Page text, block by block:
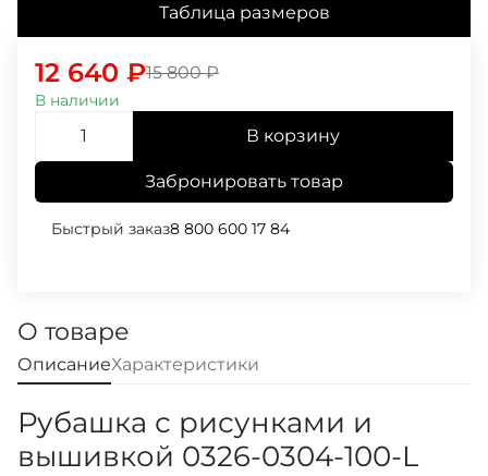
Таблица размеров
15 800₽
12 640 ₽
В наличии
В корзину
Забронировать товар
Быстрый заказ8 800 600 17 84
О товаре
ОписаниеХарактеристики
Рубашка с рисунками и
вышивкой 0326-0304-100-L